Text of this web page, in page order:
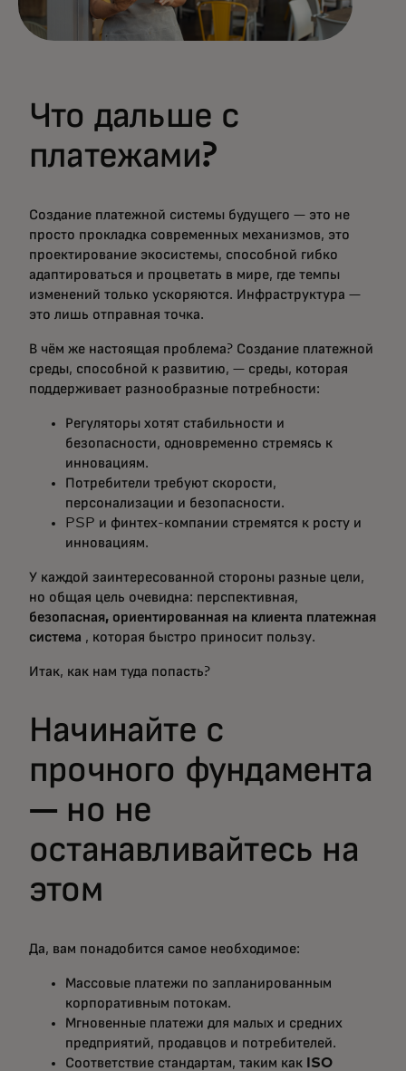
Что дальше с
платежами?
Создание платежной системы будущего — это не
просто прокладка современных механизмов, это
проектирование экосистемы, способной гибко
адаптироваться и процветать в мире, где темпы
изменений только ускоряются. Инфраструктура —
это лишь отправная точка.
В чём же настоящая проблема? Создание платежной
среды, способной к развитию, — среды, которая
поддерживает разнообразные потребности:
Регуляторы хотят стабильности и
безопасности, одновременно стремясь к
инновациям.
Потребители требуют скорости,
персонализации и безопасности.
PSP и финтех-компании стремятся к росту и
инновациям.
У каждой заинтересованной стороны разные цели,
но общая цель очевидна: перспективная,
безопасная, ориентированная на клиента платежная
система , которая быстро приносит пользу.
Итак, как нам туда попасть?
Начинайте с
прочного фундамента
— но не
останавливайтесь на
этом
Да, вам понадобится самое необходимое:
Массовые платежи по запланированным
корпоративным потокам.
Мгновенные платежи для малых и средних
предприятий, продавцов и потребителей.
Соответствие стандартам, таким как
ISO